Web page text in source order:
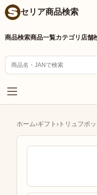
セリア商品検索
商品検索商品一覧カテゴリ 店舗
ホーム›ギフト › トリュフボ